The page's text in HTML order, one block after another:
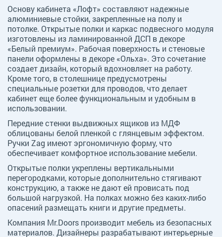
Основу кабинета «Лофт» составляют надежные
алюминиевые стойки, закрепленные на полу и
потолке. Открытые полки и каркас подвесного модуля
изготовлены из ламинированной ДСП в декоре
«Белый премиум». Рабочая поверхность и стеновые
панели оформлены в декоре «Ольха». Это сочетание
создает дизайн, который вдохновляет на работу.
Кроме того, в столешнице предусмотрены
специальные розетки для проводов, что делает
кабинет еще более функциональным и удобным в
использовании.
Передние стенки выдвижных ящиков из МДФ
облицованы белой пленкой с глянцевым эффектом.
Ручки Zag имеют эргономичную форму, что
обеспечивает комфортное использование мебели.
Открытые полки укреплены вертикальными
перегородками, которые дополнительно стягивают
конструкцию, а также не дают ей провисать под
большой нагрузкой. На полках можно без каких-либо
опасений размещать книги и другие предметы.
Компания Mr.Doors производит мебель из безопасных
материалов. Дизайнеры разрабатывают интерьерные